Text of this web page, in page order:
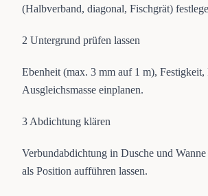
(Halbverband, diagonal, Fischgrät)
2 Untergrund prüfen lassen
Ebenheit (max. 3 mm auf 1 m),
Ausgleichsmasse einplanen.
3Abdichtung klären
Verbundabdichtung in Dusche und
als Position aufführen lassen.